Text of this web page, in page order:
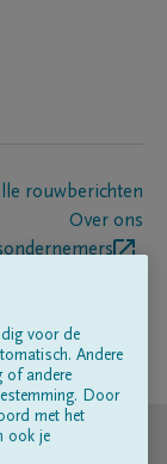
rouwberichten
Over ons
voor de
Andere
of andere
Door
met het
ook je